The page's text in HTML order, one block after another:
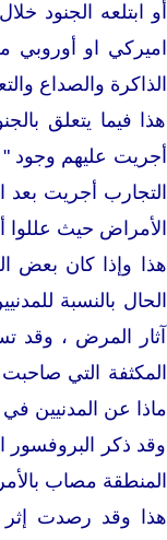
الذاكرة والصداع
هذا فيما يتعلق
أجريت عليهم وجود "
التجارب أجريت
الأمراض حيث عللوا
هذا وإذا كان بعض
الحال بالنسبة
آثار المرض ، وقد
المكثفة التي
ماذا عن المدنيين
وقد ذكر البروفسور
المنطقة مصاب